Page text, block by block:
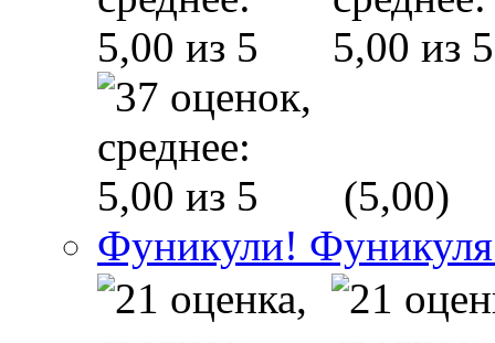
(5,00)
Фуникули!